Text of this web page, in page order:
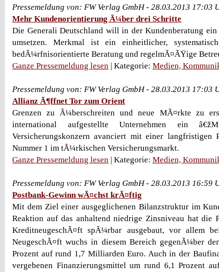
Pressemeldung von: FW Verlag GmbH - 28.03.2013 17:03
Mehr Kundenorientierung Ã¼ber drei Schritte
Die Generali Deutschland will in der Kundenberatung ein
umsetzen. Merkmal ist ein einheitlicher,
bedÃ¼rfnisorientierte Beratung und regelmÃ¤ÃŸige
Ganze Pressemeldung lesen | Kategorie: Medien,
Pressemeldung von: FW Verlag GmbH - 28.03.2013 17:03
Allianz Ã¶ffnet Tor zum Orient
Grenzen zu Ã¼berschreiten und neue MÃ¤rkte zu
international aufgestellte Unternehmen ein
Versicherungskonzern avanciert mit einer langfristigen
Nummer 1 im tÃ¼rkischen Versicherungsmarkt.
Ganze Pressemeldung lesen | Kategorie: Medien,
Pressemeldung von: FW Verlag GmbH - 28.03.2013 16:59
Postbank-Gewinn wÃ¤chst krÃ¤ftig
Mit dem Ziel einer ausgeglichenen Bilanzstruktur im
Reaktion auf das anhaltend niedrige Zinsniveau hat die
KreditneugeschÃ¤ft spÃ¼rbar ausgebaut, vor allem
NeugeschÃ¤ft wuchs in diesem Bereich gegenÃ¼ber
Prozent auf rund 1,7 Milliarden Euro. Auch in der
vergebenen Finanzierungsmittel um rund 6,1 Prozent